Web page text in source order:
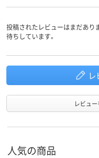
投稿されたレビューはまだあり
待ちしています。
レビュ
人気の商品